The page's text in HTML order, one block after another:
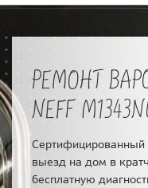
РЕМОНТ
NEFF
Сертифицированный
выезд на дом в
бесплатную